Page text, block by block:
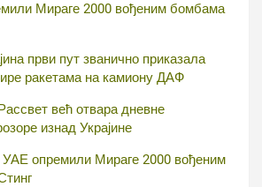
Мираге 2000 вођеним бомбама
први пут званично приказала
ракетама на камиону ДАФ
већ отвара дневне
изнад Украјине
УАЕ опремили Мираге 2000 вођеним